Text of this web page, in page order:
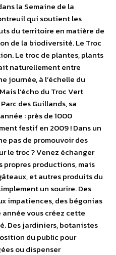
la Semaine de la
qui soutient les
du territoire en matière de
de la biodiversité. Le Troc
Le troc de plantes, plants
naturellement entre
journée, à l’échelle du
l’écho du Troc Vert
des Guillands, sa
: près de 1000
festif en 2009 ! Dans un
pas de promouvoir des
le troc ? Venez échanger
propres productions, mais
et autres produits du
un sourire. Des
impatiences, des bégonias
vous créez cette
Des jardiniers, botanistes
du public pour
ou dispenser